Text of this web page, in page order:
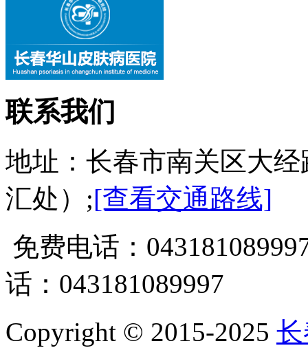
联系我们
地址：长春市南关区大
汇处）;[查看交通路线]
免费电话：
话：043181089997
Copyright © 2015-2025